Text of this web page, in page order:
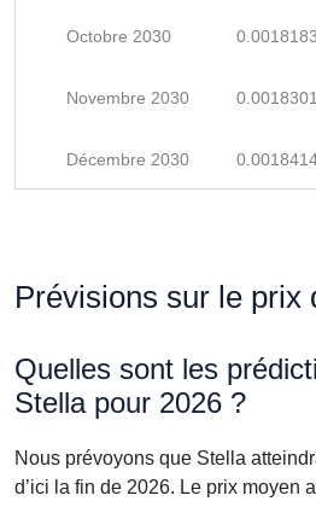
Octobre 2030
Novembre 2030
Décembre 2030
Prévisions sur le prix
Quelles sont les
Stella pour 2026 ?
Nous prévoyons que Stella
d’ici la fin de 2026. Le prix moyen